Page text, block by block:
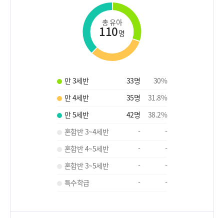
총 유아
110명
만 3세반 33명 30%
만 4세반
35명 31.8%
만 5세반
42명 38.2%
혼합반 3~4세반
-
-
혼합반 4~5세반
-
-
혼합반 3~5세반
-
-
특수학급
- -